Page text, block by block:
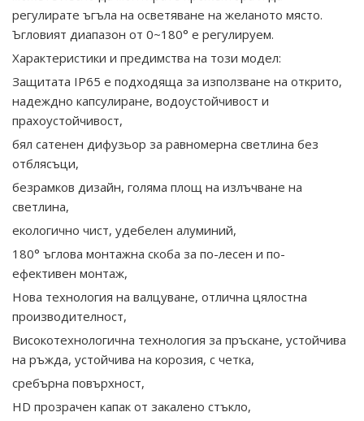
регулирате ъгъла на осветяване на желаното място.
Ъгловият диапазон от 0~180° е регулируем.
Характеристики и предимства на този модел:
Защитата IP65 е подходяща за използване на открито,
надеждно капсулиране, водоустойчивост и
прахоустойчивост,
бял сатенен дифузьор за равномерна светлина без
отблясъци,
безрамков дизайн, голяма площ на излъчване на
светлина,
екологично чист, удебелен алуминий,
180° ъглова монтажна скоба за по-лесен и по-
ефективен монтаж,
Нова технология на валцуване, отлична цялостна
производителност,
Високотехнологична технология за пръскане, устойчива
на ръжда, устойчива на корозия, с четка,
сребърна повърхност,
HD прозрачен капак от закалено стъкло,